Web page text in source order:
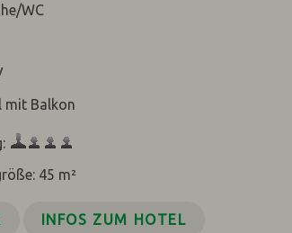
WC
mit Balkon
45 m²
INFOS ZUM HOTEL